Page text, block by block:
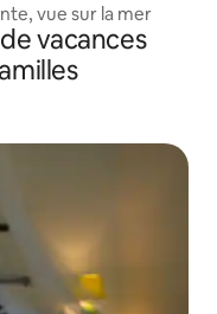
vue sur la mer
vacances